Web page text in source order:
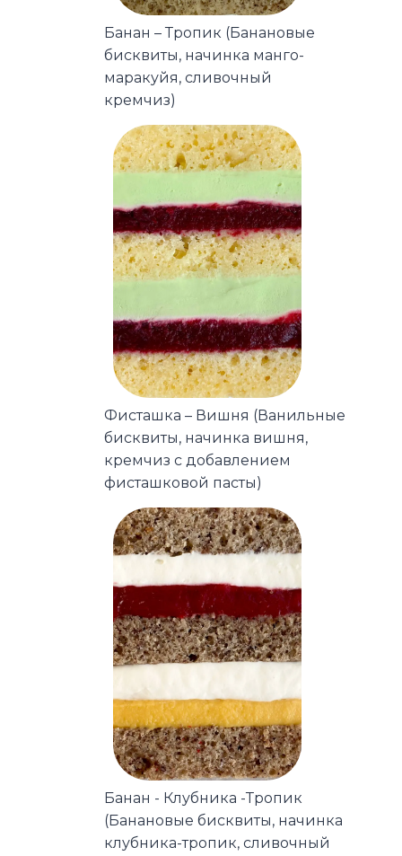
Банан – Тропик (Банановые
бисквиты, начинка манго-
маракуйя, сливочный
кремчиз)
Фисташка – Вишня (Ванильные
бисквиты, начинка вишня,
кремчиз с добавлением
фисташковой пасты)
Банан - Клубника -Тропик
(Банановые бисквиты, начинка
клубника-тропик, сливочный